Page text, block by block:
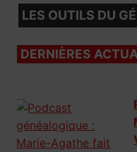
LES OUTILS DU
DERNIÈRES